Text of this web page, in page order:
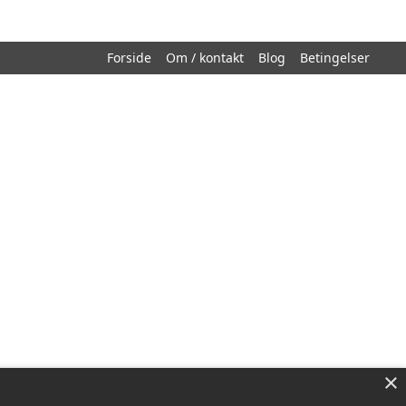
Forside Om / kontakt Blog Betingelser
×